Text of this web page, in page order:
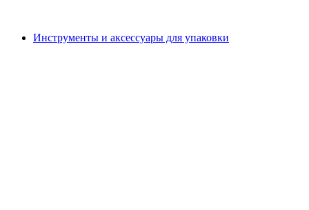
Инструменты и аксессуары для упаковки